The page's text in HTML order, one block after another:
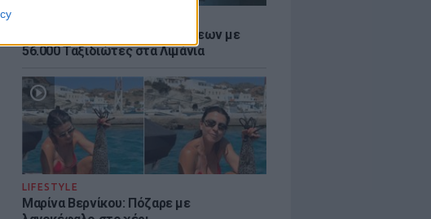
Αύγουστος: Ρεκόρ Αναχωρήσεων με
56.000 Ταξιδιώτες στα Λιμάνια
LIFESTYLE
Μαρίνα Βερνίκου: Πόζαρε με